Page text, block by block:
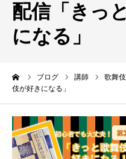
配信「きっ
になる」
ブログ 講師 歌舞
伎が好きになる」